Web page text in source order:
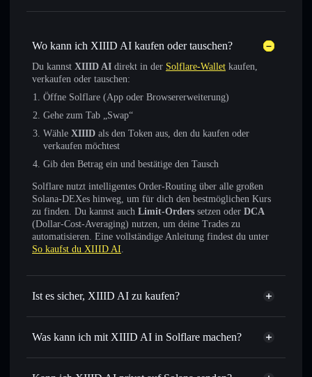
Wo kann ich XIIID AI kaufen oder tauschen?
Du kannst XIIID AI direkt in der Solflare-Wallet kaufen,
verkaufen oder tauschen:
Öffne Solflare (App oder Browsererweiterung)
Gehe zum Tab „Swap“
Wähle XIIID als den Token aus, den du kaufen oder
verkaufen möchtest
Gib den Betrag ein und bestätige den Tausch
Solflare nutzt intelligentes Order-Routing über alle großen
Solana-DEXes hinweg, um für dich den bestmöglichen Kurs
zu finden. Du kannst auch Limit-Orders setzen oder DCA
(Dollar-Cost-Averaging) nutzen, um deine Trades zu
automatisieren. Eine vollständige Anleitung findest du unter
So kaufst du XIIID AI.
Ist es sicher, XIIID AI zu kaufen?
XIIID AI nicht verifiziert
Was kann ich mit XIIID AI in Solflare machen?
XIIID AI
Solflare-Wallet